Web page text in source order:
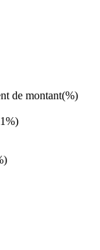
et matières
de montant(%)
%)